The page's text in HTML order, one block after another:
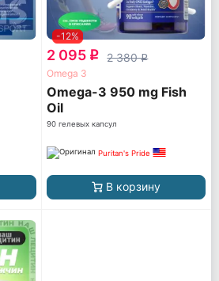
-12%
2 095 q 2 380q
Omega 3
Omega-3 950 mg Fish
Oil
90 гелевых капсул
Puritan's Pride
В корзину